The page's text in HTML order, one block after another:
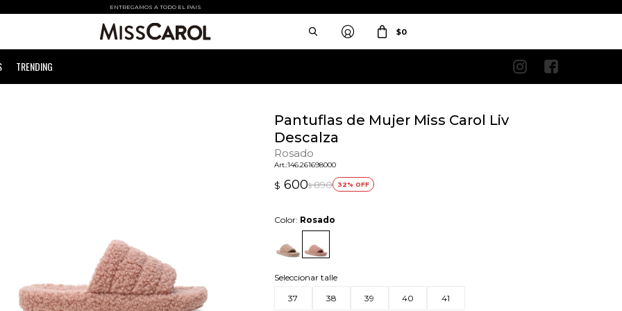
ENTREGAMOS A TODO EL PAIS
TRENDING
$0
 
Pantuflas de Mujer Miss Carol Liv
Descalza
Rosado
146.261698000
$ 600$ 890 32
Color: Rosado
Seleccionar talle
37
38 39 40 41